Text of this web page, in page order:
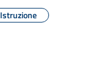
Istruzione